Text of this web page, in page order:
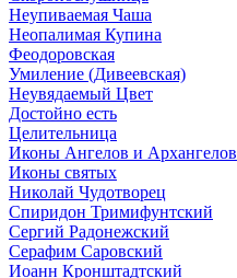
Неупиваемая Чаша
Неопалимая Купина
Феодоровская
Умиление (Дивеевская)
Неувядаемый Цвет
Достойно есть
Целительница
Иконы Ангелов и Архангелов
Иконы святых
Николай Чудотворец
Спиридон Тримифунтский
Сергий Радонежский
Серафим Саровский
Иоанн Кронштадтский